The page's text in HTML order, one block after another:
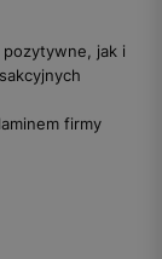
jak i
firmy